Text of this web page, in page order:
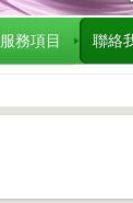
服務項目 聯絡